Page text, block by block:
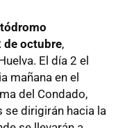
de octubre,
El día 2 el
mañana en el
del Condado,
se dirigirán hacia la